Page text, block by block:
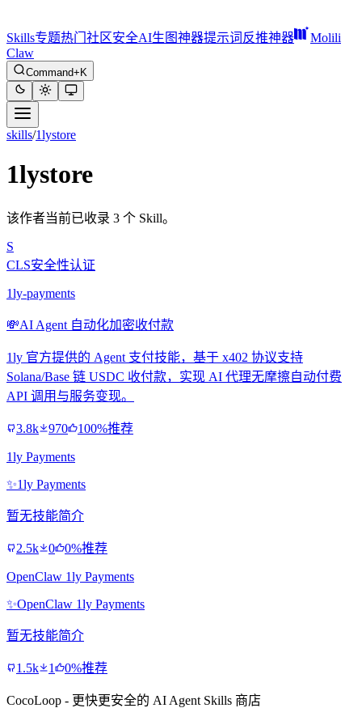
Skills专题热门 社区安全AI生图神器提示词反推神器
Molili
Claw
Command+K
skills/1lystore
1lystore
该作者当前已收录 3 个 Skill。
S
CLS安全性认证
1ly-payments
💸AI Agent 自动化加密收付款
1ly 官方提供的 Agent 支付技能，基于 x402 协议支持
Solana/Base 链 USDC 收付款，实现 AI 代理无摩擦自动付费
API 调用与服务变现。
3.8k 970 100%推荐
1ly Payments
✨1ly Payments
暂无技能简介
2.5k 0 0%推荐
OpenClaw 1ly Payments
✨OpenClaw 1ly Payments
暂无技能简介
1.5k 1 0%推荐
CocoLoop - 更快更安全的 AI Agent Skills 商店